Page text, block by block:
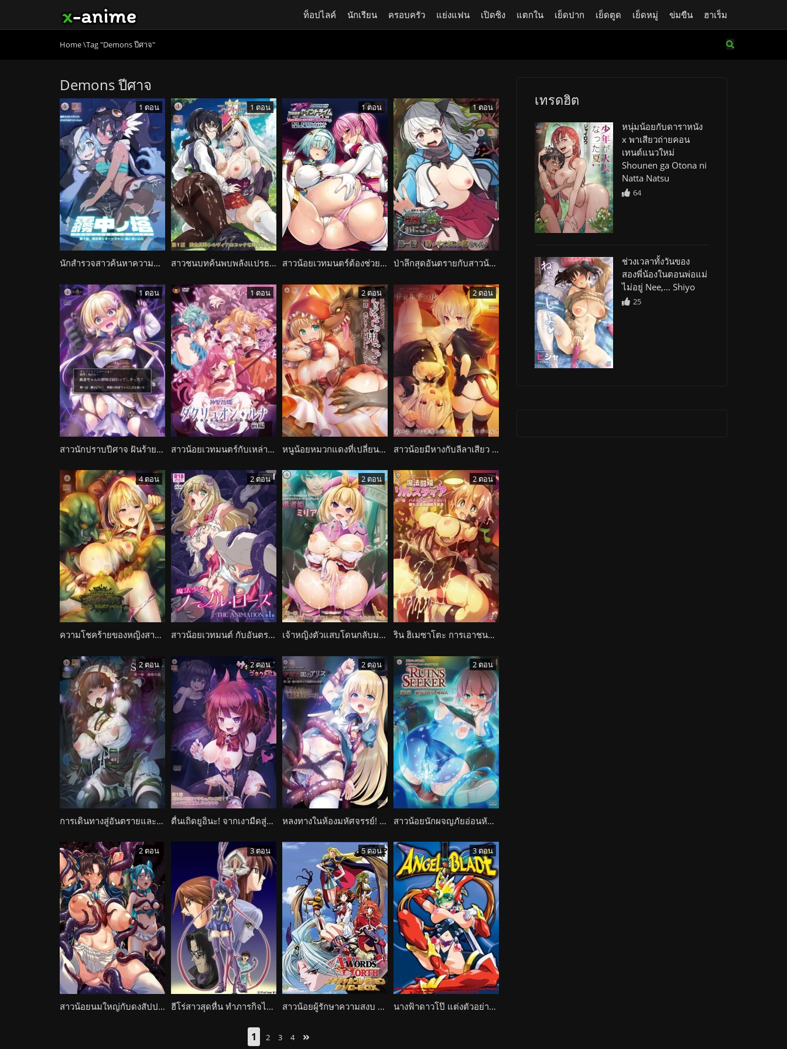
ท็อปไลค์ นักเรียน ครอบครัว แย่งแฟน เปิดซิง แตกใน เย็ดปาก เย็ดตูด เย็ดหมู่ ข่มขืน ฮาเร็ม
Home\Tag "Demons ปีศาจ"
Demons ปีศาจ
1 ตอน
นักสำรวจสาวค้นหาความลับในหอคอยหมอกอันลึกลับ Muchuu no Tou
1 ตอน
สาวชนบทค้นพบพลังแปรธาตุ ถูกดึงสู่แผน Phantom Alchemia Silvia no Dokidoki Sakusei Toshi Keikaku
1 ตอน
สาวน้อยเวทมนตร์ต้องช่วยพี่ชายที่กลายเป็นศัตรูด้วยร่างกาย Seihou Shouka Saint Lime
1 ตอน
ป่าลึกสุดอันตรายกับสาวน้อยผู้บริสุทธิ์ Kiken na Mori Onigokko
1 ตอน
สาวนักปราบปีศาจ ฝันร้ายกลายจริง โดนเหล่าปีศาจลากสู่ก้นบึ้งราคะ Yuusha-chan no Bouken wa Owatteshimatta!
1 ตอน
สาวน้อยเวทมนตร์กับเหล่าสัตว์ประหลาดกาม Shinsei Kourin Dacryon Luna
2 ตอน
หนูน้อยหมวกแดงที่เปลี่ยนไปเจอกับหมาป่าสุดกาม Otogibanashi no Onigokko
2 ตอน
สาวน้อยมีหางกับลีลาเสียว ที่มอบให้ชายหนุ่ม Night Tail
4 ตอน
ความโชคร้ายของหญิงสาวที่ต้องเจอก็อบลิน Goblin no Suana
2 ตอน
สาวน้อยเวทมนต์ กับอันตรายกับร่างกายอันหมอนหวาน Mahou Shoujo Noble Rose The Animation
2 ตอน
เจ้าหญิงตัวแสบโดนกลับมาแก้แค้นอย่างสาสม Yuusha-hime Miria
2 ตอน
ริน ฮิเมซาโตะ การเอาชนะโชคชะตากับเจ้าหญิงแห่งความหนาวเหน็บ Mahou Touki Lilustear
2 ตอน
การเดินทางสู่อันตรายและความตายไม่มีที่สินสุด SiNiSistar
2 ตอน
ตื่นเถิดยูอินะ! จากเงามืดสู่อ้อมกอดซัคคิวบัสผู้เย้ายวน Succubus Connect!
2 ตอน
หลงทางในห้องมหัศจรรย์! อลิซตามหาพี่สาวในโลกแห่งอันตราย Mugoku no Kuni no Alice
2 ตอน
สาวน้อยนักผจญภัยอ่อนหัดกับดันเจี้ยนสุดหื่น Ruins Seeker
2 ตอน
สาวน้อยนมใหญ่กับดงสัปปะหลาดเงี่ยนควยใหญ่ Raikou Shinki Aigis Magia: Pandra Saga 3rd Ignition The Animation
3 ตอน
ฮีโร่สาวสุดหื่น ทำภารกิจไปก็เงี่ยน เลยเสียวก่อนเคยทำงาน Mahou Shoujo Ai San: The Anime
5 ตอน
สาวน้อยผู้รักษาความสงบ แต่จบที่เรื่องเย็ด เสียวทีเดียวไม่เคยพอ Words Worth
3 ตอน
นางฟ้าดาวโป๊ แต่งตัวอย่างยั่ว แล้วยังมั่วควยไม่เลือก Angel Blade
1 2 3 4
เทรดฮิต
หนุ่มน้อยกับดาราหนัง
x พาเสียวถ่ายคอน
เทนต์แนวใหม่
Shounen ga Otona ni
Natta Natsu
64
ช่วงเวลาทั้งวันของ
สองพี่น้องในตอนพ่อแม่
ไม่อยู่ Nee,… Shiyo
25